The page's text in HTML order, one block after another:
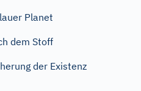
Planet
dem Stoff
der Existenz